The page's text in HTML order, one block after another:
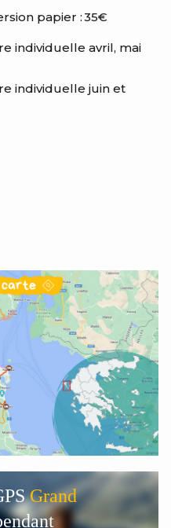
papier : 35€
individuelle avril, mai
individuelle juin et
Grand